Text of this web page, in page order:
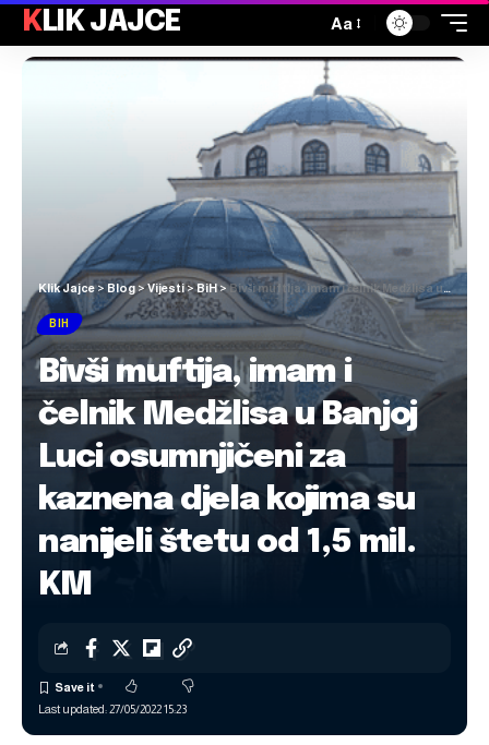
KLIK JAJCE Aa
Klik Jajce> Blog >Vijesti>BiH>Bivši muftija, imam i čelnik Medžlisa u Banjoj Luci osumnjičeni za kaznena djela kojima su nanijeli štetu od 1,5 mil. KM
BIH
Bivši muftija, imam i
čelnik Medžlisa u Banjoj
Luci osumnjičeni za
kaznena djela kojima su
nanijeli štetu od 1,5 mil.
KM
Last updated: 27/05/2022 15:23